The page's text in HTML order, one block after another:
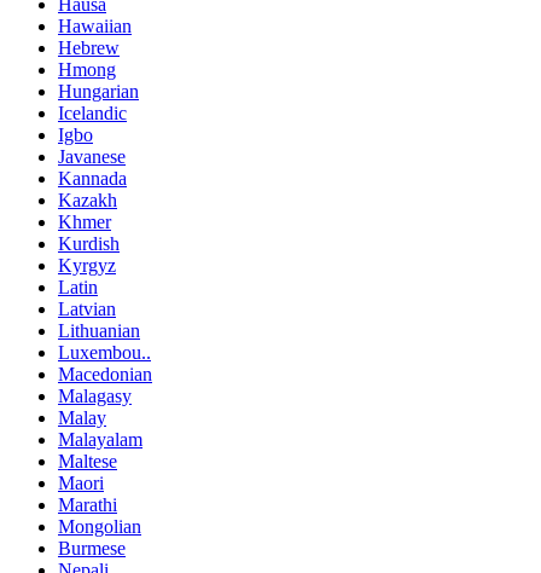
Hausa
Hawaiian
Hebrew
Hmong
Hungarian
Icelandic
Igbo
Javanese
Kannada
Kazakh
Khmer
Kurdish
Kyrgyz
Latin
Latvian
Lithuanian
Luxembou..
Macedonian
Malagasy
Malay
Malayalam
Maltese
Maori
Marathi
Mongolian
Burmese